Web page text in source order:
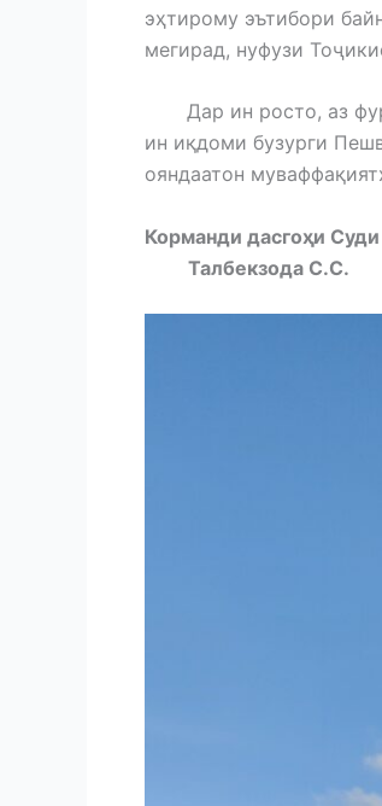
эҳтирому эътибори
мегирад, нуфузи
Дар ин росто, аз
ин иқдоми бузурги
ояндаатон
Корманди
Талбекзода С.С.